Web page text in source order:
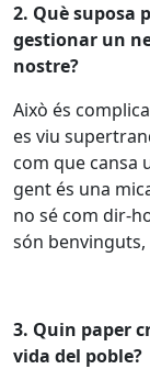
2. Què suposa
gestionar un
nostre?
Això és
es viu
com que cansa
gent és una
no sé com dir-
són
3. Quin paper
vida del poble?